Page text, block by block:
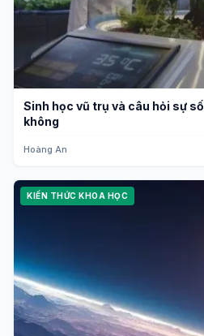
Sinh học vũ trụ và câu hỏi sự
không
Hoàng An
KIẾN THỨC KHOA HỌC